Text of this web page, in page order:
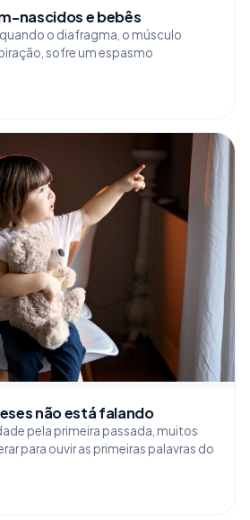
nascidos e bebês
o diafragma, o músculo
sofre um espasmo
não está falando
pela primeira passada, muitos
para ouvir as primeiras palavras do